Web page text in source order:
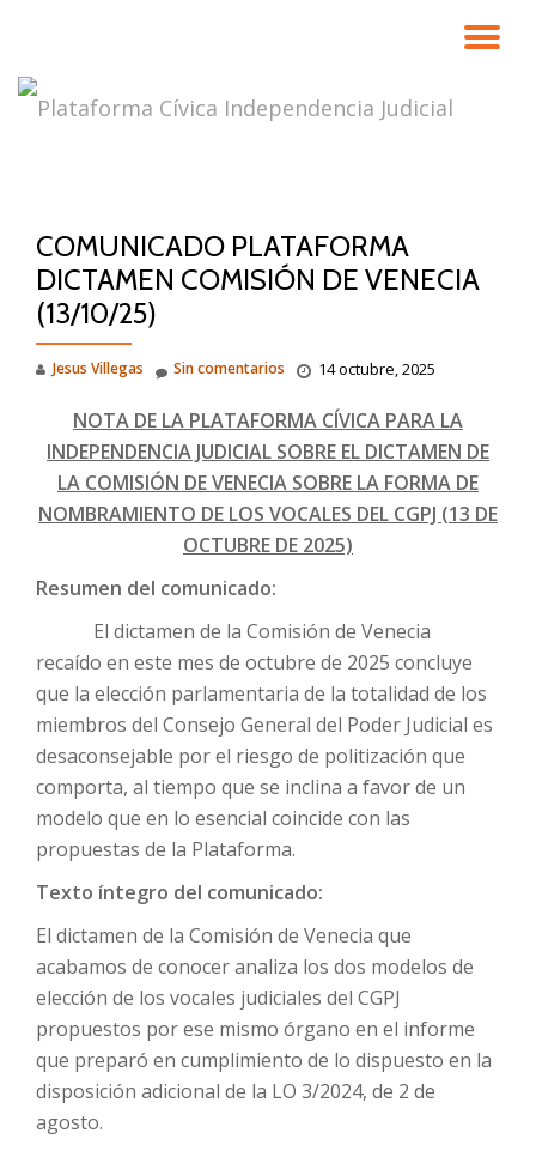
contenido
COMUNICADO PLATAFORMA
DICTAMEN COMISIÓN DE VENECIA
(13/10/25)
Jesus Villegas 14 octubre, 2025
Sin comentarios
NOTA DE LA PLATAFORMA CÍVICA PARA LA
INDEPENDENCIA JUDICIAL SOBRE EL DICTAMEN DE
LA COMISIÓN DE VENECIA SOBRE LA FORMA DE
NOMBRAMIENTO DE LOS VOCALES DEL CGPJ (13 DE
OCTUBRE DE 2025)
Resumen del comunicado:
El dictamen de la Comisión de Venecia
recaído en este mes de octubre de 2025 concluye
que la elección parlamentaria de la totalidad de los
miembros del Consejo General del Poder Judicial es
desaconsejable por el riesgo de politización que
comporta, al tiempo que se inclina a favor de un
modelo que en lo esencial coincide con las
propuestas de la Plataforma.
Texto íntegro del comunicado:
El dictamen de la Comisión de Venecia que
acabamos de conocer analiza los dos modelos de
elección de los vocales judiciales del CGPJ
propuestos por ese mismo órgano en el informe
que preparó en cumplimiento de lo dispuesto en la
disposición adicional de la LO 3/2024, de 2 de
agosto.